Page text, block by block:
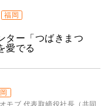
福岡
ター「つばきまつ
愛でる